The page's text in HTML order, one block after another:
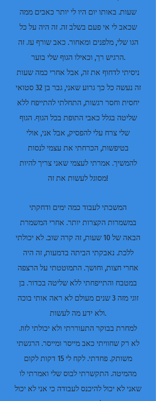
שעות. באותו יום היו לי יותר כאבים ממה
שכאב לי אי פעם בשלב זה. זה היה על כל
הגו שלי, מלפנים ומאחור. כאב שורף עז. זה
הרגיש רך, וכאילו הגוף שלי בוער.
ניסיתי לדחוף את זה, אבל אחרי כמה שעות
זה נעשה כל כך גרוע שאני, גבר בן 32 סטואי
יחסית וחסר רגשות, התחלתי להתייפח ללא
שליטה בגלל כאבי התופת בכל הגוף. הגוף
שלי צרח עלי להפסיק, אבל אני, אולי
בטיפשות, הכרחתי את עצמי לנסות
להמשיך. אמרתי לעצמי שאני צריך להיות
מסוגל לעשות את זה!
המשכתי לעבוד כמה ימים ודחקתי
במשמרות הקצרות יותר. אחרי המשמרת
הבאה של 10 שעות, זה קרה שוב. לא יכולתי
ללכת. נאבקתי הביתה בדמעות, זה היה
אחרי חצות, וחושך. התמוטטתי על הרצפה
במטבח והתייפחתי ללא שליטה בכדור. בן
זוגי מזה 3 שנים מעולם לא ראה אותי בוכה
ולא ידע מה לעשות.
למחרת בבוקר התעוררתי ולא יכולתי לזוז.
לא רק שחוויתי כאב מייסר ומייסר. הרגשתי
משותק. פחדתי. לקח לי 15 דקות לקום
מהמיטה. התקשרתי לבוס שלי ואמרתי לו
שאני לא יכול להיכנס לעבודה כי אני לא יכול